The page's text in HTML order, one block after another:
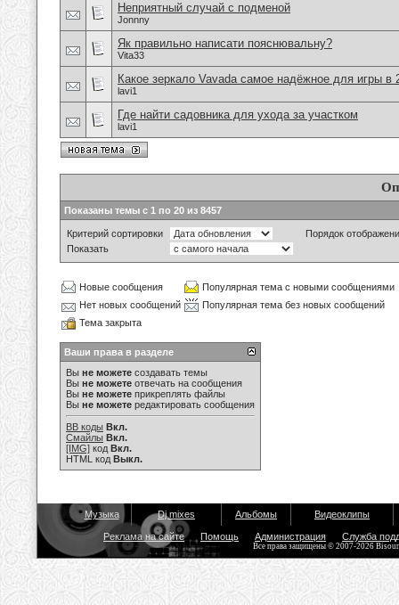
Неприятный случай с подменой
Jonnny
Як правильно написати пояснювальну?
Vita33
Какое зеркало Vavada самое надёжное для игры в
lavi1
Где найти садовника для ухода за участком
lavi1
Показаны темы с 1 по 20 из 8457
Критерий сортировки
Порядок
Показать
Новые сообщения
Популярная тема с новыми сообщениями
Нет новых сообщений
Популярная тема без новых сообщений
Тема закрыта
Ваши права в разделе
Вы не можете создавать темы
Вы не можете отвечать на сообщения
Вы не можете прикреплять файлы
Вы не можете редактировать сообщения
BB коды Вкл.
Смайлы Вкл.
[IMG] код Вкл.
HTML код Выкл.
Музыка Dj mixes Альбомы Видеоклипы
Реклама на сайте Помощь Администрация Служба
Все права защищены © 2007-2026